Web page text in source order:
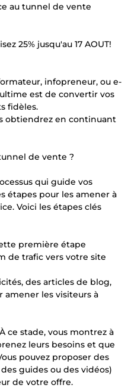
au tunnel de vente
25% jusqu'au 17 AOUT!
infopreneur, ou e-
est de convertir vos
fidèles.
obtiendrez en continuant
de vente ?
qui guide vos
étapes pour les amener à
Voici les étapes clés
première étape
de trafic vers votre site
des articles de blog,
amener les visiteurs à
ce stade, vous montrez à
leurs besoins et que
pouvez proposer des
guides ou des vidéos)
de votre offre.